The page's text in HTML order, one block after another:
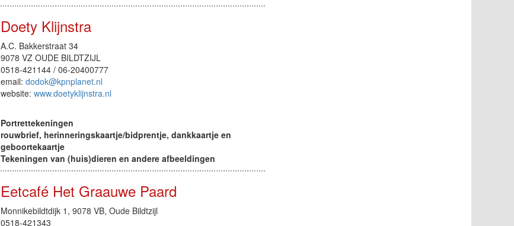
Doety Klijnstra
A.C. Bakkerstraat 34
9078 VZ OUDE BILDTZIJL
0518-421144 / 06-20400777
email: dodok@kpnplanet.nl
website: www.doetyklijnstra.nl
Portrettekeningen
rouwbrief, herinneringskaartje/bidprentje, dankkaartje en
geboortekaartje
Tekeningen van (huis)dieren en andere afbeeldingen
Eetcafé Het Graauwe Paard
Monnikebildtdijk 1, 9078 VB, Oude Bildtzijl
0518-421343